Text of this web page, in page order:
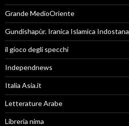
Grande MedioOriente
Gundishapùr. Iranica Islamica Indostana
il gioco degli specchi
Independnews
Italia Asia.it
Letterature Arabe
Libreria nima